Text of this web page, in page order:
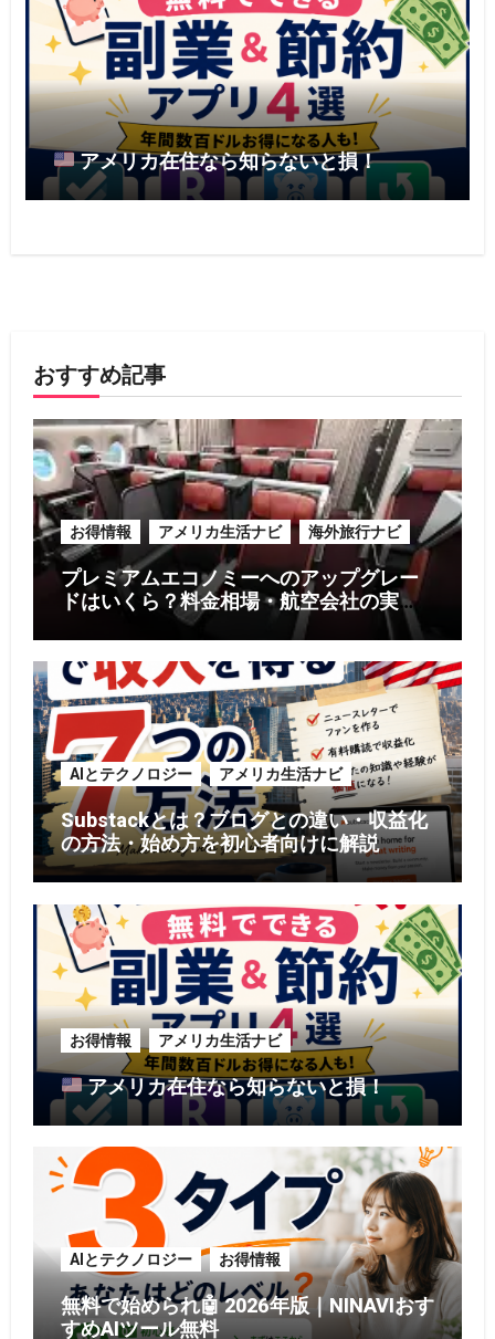
アメリカ在住なら知らないと損！
おすすめ記事
お得情報 アメリカ生活ナビ 海外旅行ナビ
プレミアムエコノミーへのアップグレー
ドはいくら？料金相場・航空会社の実
例・お得に利用する5つのコツ【2026年
版】
AIとテクノロジー アメリカ生活ナビ
Substackとは？ブログとの違い・収益化
の方法・始め方を初心者向けに解説
お得情報 アメリカ生活ナビ
アメリカ在住なら知らないと損！
AIとテクノロジー お得情報
無料で始められ🤖 2026年版｜NINAVIおす
すめAIツール無料